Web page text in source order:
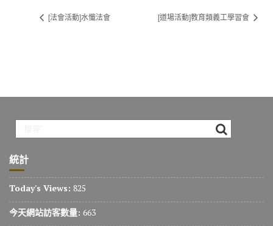
[法會活動]水懺法會 [道場活動]教育類義工學習會
統計
Today's Views: 825
今天網站訪客數量: 663